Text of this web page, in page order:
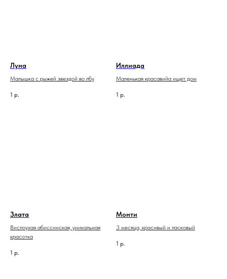
Луна
Малышка с рыжей звездой во лбу
1 р.
Иллиада
Маленькая красавийа ищет дом
1 р.
Злата
Вислоухая абиссинская, уникальная
красотка
1 р.
Монти
3 месяца, красивый и ласковый
1 р.